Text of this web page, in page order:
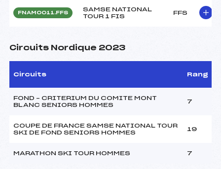
FNAM0011.FFS
SAMSE NATIONAL
TOUR 1 FIS
FFS
Circuits Nordique 2023
Circuits Rang
FOND – CRITERIUM DU COMITE MONT
BLANC SENIORS HOMMES
7
COUPE DE FRANCE SAMSE NATIONAL TOUR
SKI DE FOND SENIORS HOMMES
19
MARATHON SKI TOUR HOMMES 7